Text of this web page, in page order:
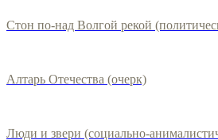
Стон по-над Волгой рекой
Алтарь Отечества (очерк)
Люди и звери (социально-